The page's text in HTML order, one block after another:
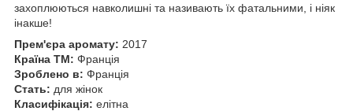
захоплюються навколишні та називають їх фатальними, і ніяк
інакше!
Прем'єра аромату: 2017
Країна ТМ: Франція
Зроблено в: Франція
Стать: для жінок
Класифікація: елітна